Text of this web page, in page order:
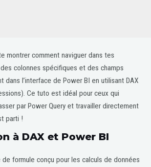
montrer comment naviguer dans tes
colonnes spécifiques et des champs
dans l’interface de Power BI en utilisant DAX
Ce tuto est idéal pour ceux qui
par Power Query et travailler directement
parti !
à DAX et Power BI
de formule conçu pour les calculs de données